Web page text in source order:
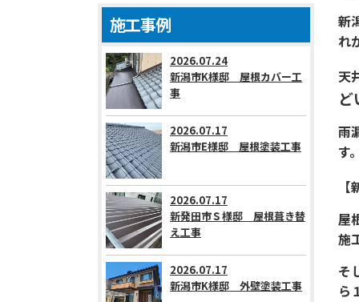
新
れ
天
雨
す
屋
施
そ
ら
施工事例
2026.07.24
新潟市K様邸 屋根カバー工
事
2026.07.17
新潟市E様邸 屋根塗装工事
2026.07.17
新発田市Ｓ様邸 屋根葺き替
え工事
2026.07.17
新潟市K様邸 外壁塗装工事